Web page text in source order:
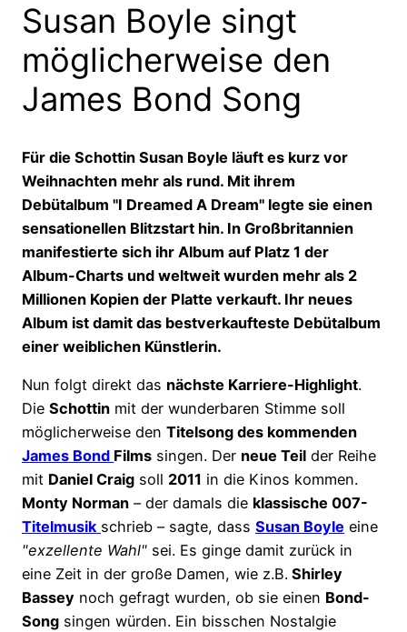
Susan Boyle singt
möglicherweise den
James Bond Song
Für die Schottin Susan Boyle läuft es kurz vor
Weihnachten mehr als rund. Mit ihrem
Debütalbum "I Dreamed A Dream" legte sie einen
sensationellen Blitzstart hin. In Großbritannien
manifestierte sich ihr Album auf Platz 1 der
Album-Charts und weltweit wurden mehr als 2
Millionen Kopien der Platte verkauft. Ihr neues
Album ist damit das bestverkaufteste Debütalbum
einer weiblichen Künstlerin.
Nun folgt direkt das nächste Karriere-Highlight.
Die Schottin mit der wunderbaren Stimme soll
möglicherweise den Titelsong des kommenden
James Bond Films singen. Der neue Teil der Reihe
mit Daniel Craig soll 2011 in die Kinos kommen.
Monty Norman – der damals die klassische 007-
Titelmusik schrieb – sagte, dass Susan Boyle eine
"exzellente Wahl" sei. Es ginge damit zurück in
eine Zeit in der große Damen, wie z.B. Shirley
Bassey noch gefragt wurden, ob sie einen Bond-
Song singen würden. Ein bisschen Nostalgie